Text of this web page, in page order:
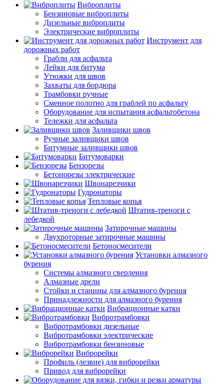
Виброплиты
Бензиновые виброплиты
Дизельные виброплиты
Электрические виброплиты
Инструмент для
дорожных работ
Грабли для асфальта
Лейки для битума
Утюжки для швов
Захваты для бордюра
Трамбовки ручные
Сменное полотно для граблей по асфальту
Оборудование для испытания асфальтобетона
Тележки для асфальта
Заливщики швов
Ручные заливщики швов
Битумные заливщики швов
Битумоварки
Бензорезы
Бетонорезы электрические
Швонарезчики
Гудронаторы
Тепловые копья
Штатив-треноги с
лебедкой
Затирочные машины
Двухроторные затирочные машины
Бетоносмесители
Установки алмазного
бурения
Системы алмазного сверления
Алмазные дрели
Стойки и станины для алмазного бурения
Принадлежности для алмазного бурения
Вибрационные катки
Вибротрамбовки
Вибротрамбовки дизельные
Вибротрамбовки электрические
Вибротрамбовки бензиновые
Виброрейки
Профиль (лезвие) для виброрейки
Привод для виброрейки